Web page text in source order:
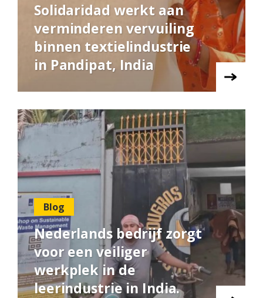
Solidaridad werkt aan
verminderen vervuiling
binnen textielindustrie
in Pandipat, India
Blog
Nederlands bedrijf zorgt
voor een veiliger
werkplek in de
leerindustrie in India.